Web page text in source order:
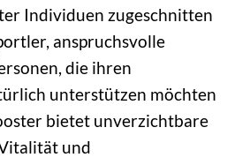
Individuen zugeschnitten
anspruchsvolle
die ihren
unterstützen möchten
bietet unverzichtbare
und